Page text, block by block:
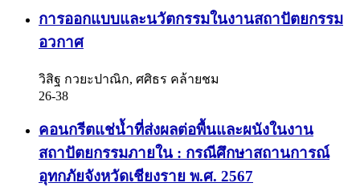
การออกแบบและนวัตกรรมในงานสถาปัตยกรรม
อวกาศ
วิสิฐ กวยะปาณิก, ศศิธร คล้ายชม
26-38
คอนกรีตแช่น้ำที่ส่งผลต่อพื้นและผนังในงาน
สถาปัตยกรรมภายใน : กรณีศึกษาสถานการณ์
อุทกภัยจังหวัดเชียงราย พ.ศ. 2567